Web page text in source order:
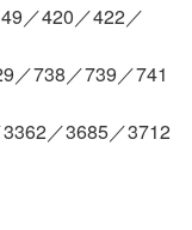
／420／422／
／738／739／741
／3685／3712